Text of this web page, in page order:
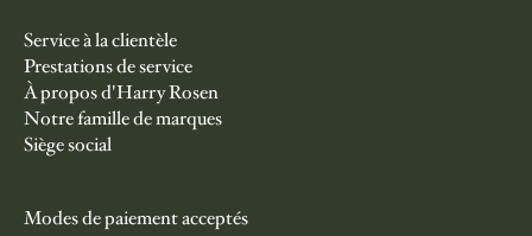
Service à la clientèle
Prestations de service
À propos d'Harry Rosen
Notre famille de marques
Siège social
Modes de paiement acceptés